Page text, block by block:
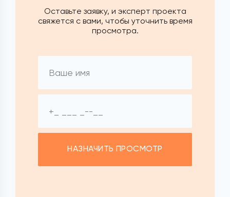
Оставьте заявку, и эксперт проекта
свяжется с вами, чтобы уточнить время
просмотра.
НАЗНАЧИТЬ ПРОСМОТР